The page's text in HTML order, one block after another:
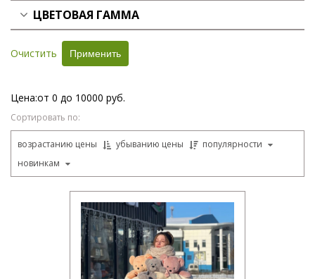
ЦВЕТОВАЯ ГАММА
Очистить
Цена:от 0 до 10000 руб.
Сортировать по:
возрастанию цены убыванию цены
популярности
новинкам